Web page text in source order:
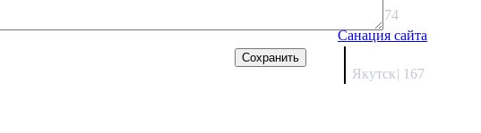
1333.74
Санация сайта
Якутск| 167